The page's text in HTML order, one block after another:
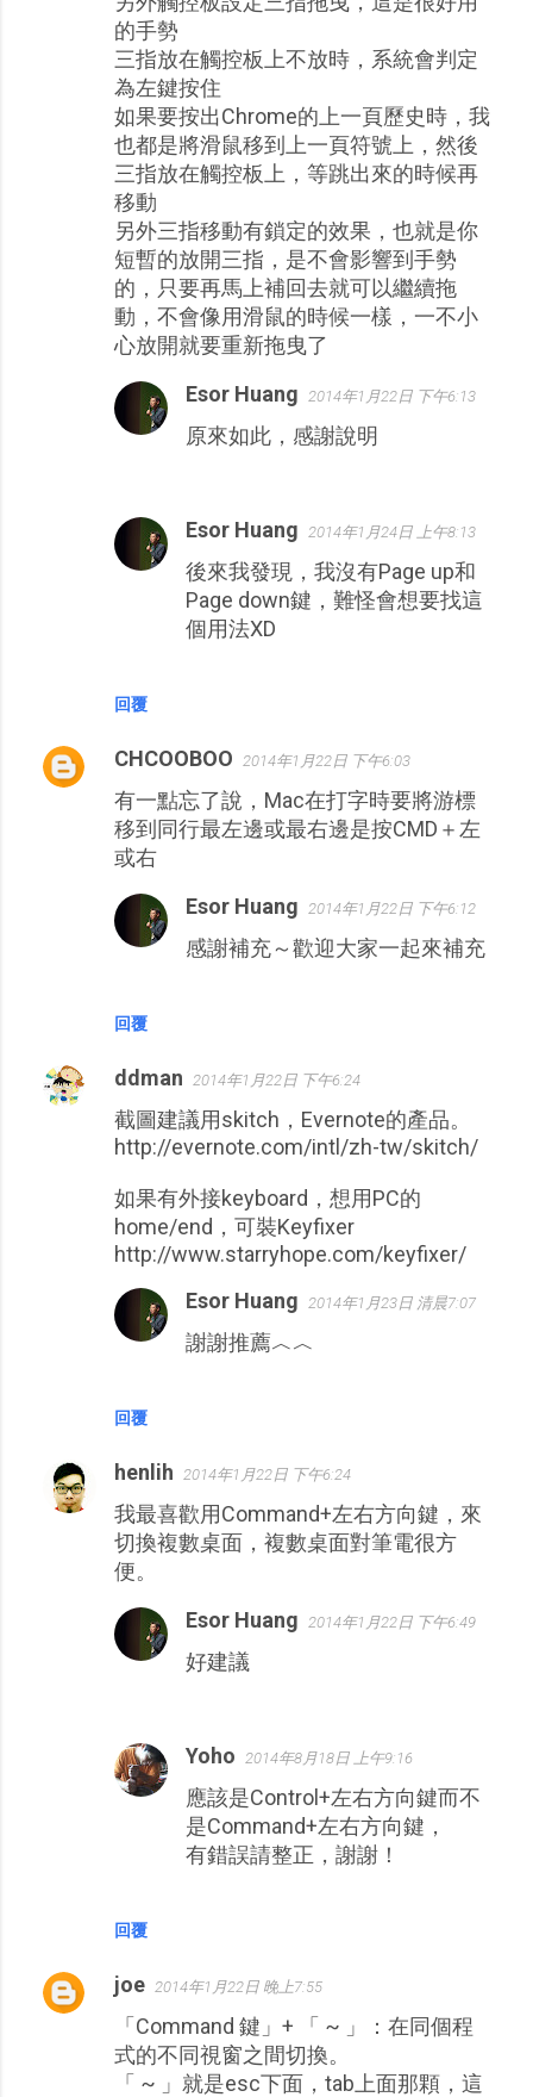
的手勢
三指放在觸控板上不放時，系統會判定
為左鍵按住
如果要按出Chrome的上一頁歷史時，我
也都是將滑鼠移到上一頁符號上，然後
三指放在觸控板上，等跳出來的時候再
移動
另外三指移動有鎖定的效果，也就是你
短暫的放開三指，是不會影響到手勢
的，只要再馬上補回去就可以繼續拖
動，不會像用滑鼠的時候一樣，一不小
心放開就要重新拖曳了
回覆
Esor Huang 2014年1月22日 下午6:13
原來如此，感謝說明
Esor Huang 2014年1月24日 上午8:13
後來我發現，我沒有Page up和
Page down鍵，難怪會想要找這
個用法XD
CHCOOBOO 2014年1月22日 下午6:03
有一點忘了說，Mac在打字時要將游標
移到同行最左邊或最右邊是按CMD＋左
或右
回覆
Esor Huang 2014年1月22日 下午6:12
感謝補充～歡迎大家一起來補充
ddman 2014年1月22日 下午6:24
截圖建議用skitch，Evernote的產品。
http://evernote.com/intl/zh-tw/skitch/
如果有外接keyboard，想用PC的
home/end，可裝Keyfixer
http://www.starryhope.com/keyfixer/
回覆
Esor Huang 2014年1月23日 清晨7:07
謝謝推薦︿︿
henlih 2014年1月22日 下午6:24
我最喜歡用Command+左右方向鍵，來
切換複數桌面，複數桌面對筆電很方
便。
回覆
Esor Huang 2014年1月22日 下午6:49
好建議
Yoho 2014年8月18日 上午9:16
應該是Control+左右方向鍵而不
是Command+左右方向鍵，
有錯誤請整正，謝謝！
joe 2014年1月22日 晚上7:55
「Command 鍵」+ 「 ~ 」：在同個程
式的不同視窗之間切換。
「 ~ 」就是esc下面，tab上面那顆，這